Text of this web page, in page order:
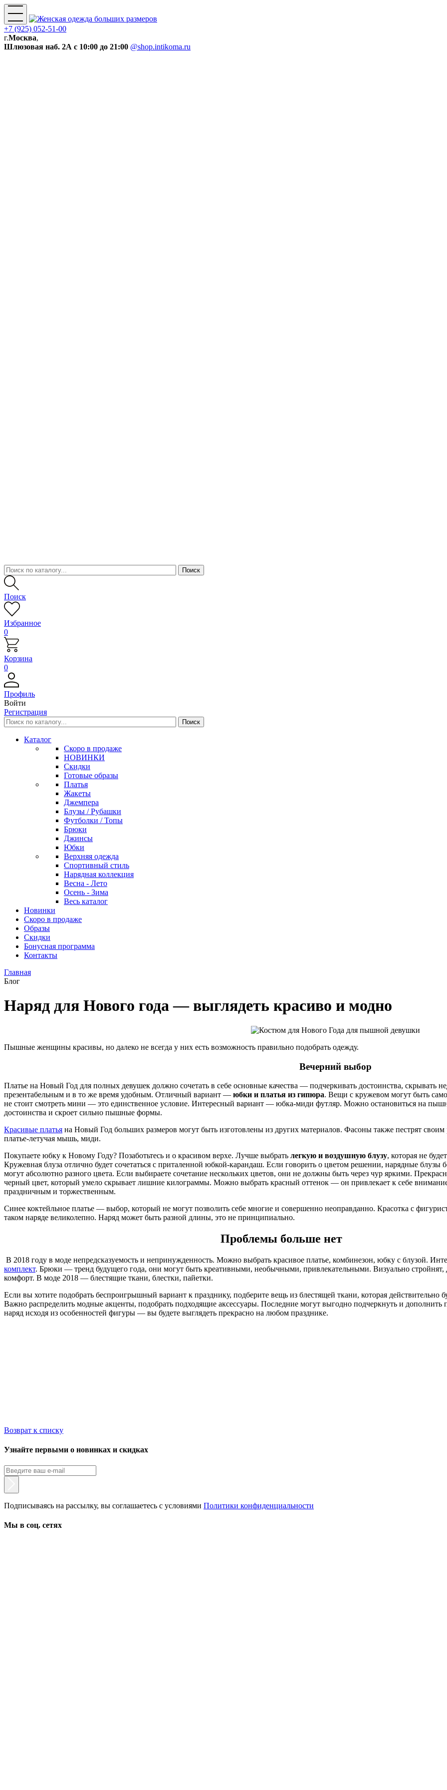
+7 (925) 052-51-00
г.Москва,
Шлюзовая наб. 2А с 10:00 до 21:00 @shop.intikoma.ru
Поиск
Избранное
0
Корзина
0
Профиль
Войти
Регистрация
Каталог
Скоро в продаже
НОВИНКИ
Скидки
Готовые образы
Платья
Жакеты
Джемпера
Блузы / Рубашки
Футболки / Топы
Брюки
Джинсы
Юбки
Верхняя одежда
Спортивный стиль
Нарядная коллекция
Весна - Лето
Осень - Зима
Весь каталог
Новинки
Скоро в продаже
Образы
Скидки
Бонусная программа
Контакты
Главная
Блог
Наряд для Нового года — выглядеть красиво и модно
Пышные женщины красивы, но далеко не всегда у них есть возможность правильно подобрать одежду.
Вечерний выбор
Платье на Новый Год для полных девушек должно сочетать в себе основные качества — подчеркивать достоинства, скрывать
презентабельным и в то же время удобным. Отличный вариант — юбки и платья из гипюра. Вещи с кружевом могут быть
не стоит смотреть мини — это единственное условие. Интересный вариант — юбка-миди футляр. Можно остановиться на
достоинства и скроет сильно пышные формы.
Красивые платья на Новый Год больших размеров могут быть изготовлены из других материалов. Фасоны также пестрят
платье-летучая мышь, миди.
Покупаете юбку к Новому Году? Позаботьтесь и о красивом верхе. Лучше выбрать легкую и воздушную блузу, которая не
Кружевная блуза отлично будет сочетаться с приталенной юбкой-карандаш. Если говорить о цветом решении, нарядные блузы
могут абсолютно разного цвета. Если выбираете сочетание нескольких цветов, они не должны быть через чур яркими.
черный цвет, который умело скрывает лишние килограммы. Можно выбрать красный оттенок — он привлекает к себе
праздничным и торжественным.
Синее коктейльное платье — выбор, который не могут позволить себе многие и совершенно неоправданно. Красотка с
таком наряде великолепно. Наряд может быть разной длины, это не принципиально.
Проблемы больше нет
В 2018 году в моде непредсказуемость и непринужденность. Можно выбрать красивое платье, комбинезон, юбку с блузой.
комплект. Брюки — тренд будущего года, они могут быть креативными, необычными, привлекательными. Визуально стройнят,
комфорт. В моде 2018 — блестящие ткани, блестки, пайетки.
Если вы хотите подобрать беспроигрышный вариант к празднику, подберите вещь из блестящей ткани, которая действительно
Важно распределить модные акценты, подобрать подходящие аксессуары. Последние могут выгодно подчеркнуть и дополнить
наряд исходя из особенностей фигуры — вы будете выглядеть прекрасно на любом празднике.
Возврат к списку
Узнайте первыми о новинках и скидках
Подписываясь на рассылку, вы соглашаетесь с условиями Политики конфиденциальности
Мы в соц. сетях